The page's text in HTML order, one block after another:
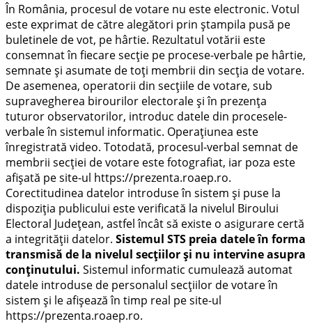
În România, procesul de votare nu este electronic. Votul
este exprimat de către alegători prin ștampila pusă pe
buletinele de vot, pe hârtie. Rezultatul votării este
consemnat în fiecare secție pe procese-verbale pe hârtie,
semnate și asumate de toți membrii din secția de votare.
De asemenea, operatorii din secțiile de votare, sub
supravegherea birourilor electorale și în prezența
tuturor observatorilor, introduc datele din procesele-
verbale în sistemul informatic. Operațiunea este
înregistrată video. Totodată, procesul-verbal semnat de
membrii secției de votare este fotografiat, iar poza este
afișată pe site-ul https://prezenta.roaep.ro.
Corectitudinea datelor introduse în sistem și puse la
dispoziția publicului este verificată la nivelul Biroului
Electoral Județean, astfel încât să existe o asigurare certă
a integrității datelor. Sistemul STS preia datele în forma
transmisă de la nivelul secțiilor și nu intervine asupra
conținutului. Sistemul informatic cumulează automat
datele introduse de personalul secțiilor de votare în
sistem și le afișează în timp real pe site-ul
https://prezenta.roaep.ro.